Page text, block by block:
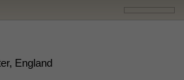
England